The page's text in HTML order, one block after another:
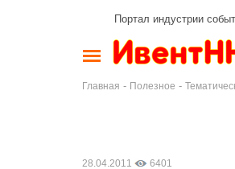
Портал индустрии
Главная - Полезное -
28.04.2011 6401